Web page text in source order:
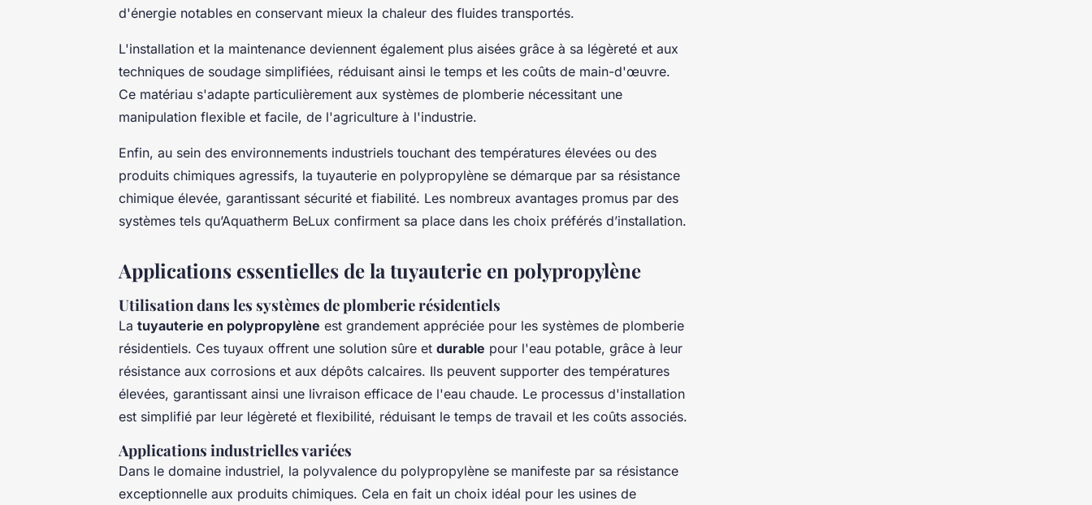
d'énergie notables en conservant mieux la chaleur des fluides transportés.
L'installation et la maintenance deviennent également plus aisées grâce à sa légèreté et aux
techniques de soudage simplifiées, réduisant ainsi le temps et les coûts de main-d'œuvre.
Ce matériau s'adapte particulièrement aux systèmes de plomberie nécessitant une
manipulation flexible et facile, de l'agriculture à l'industrie.
Enfin, au sein des environnements industriels touchant des températures élevées ou des
produits chimiques agressifs, la tuyauterie en polypropylène se démarque par sa résistance
chimique élevée, garantissant sécurité et fiabilité. Les nombreux avantages promus par des
systèmes tels qu’Aquatherm BeLux confirment sa place dans les choix préférés d’installation.
Applications essentielles de la tuyauterie en polypropylène
Utilisation dans les systèmes de plomberie résidentiels
La tuyauterie en polypropylène est grandement appréciée pour les systèmes de plomberie
résidentiels. Ces tuyaux offrent une solution sûre et durable pour l'eau potable, grâce à leur
résistance aux corrosions et aux dépôts calcaires. Ils peuvent supporter des températures
élevées, garantissant ainsi une livraison efficace de l'eau chaude. Le processus d'installation
est simplifié par leur légèreté et flexibilité, réduisant le temps de travail et les coûts associés.
Applications industrielles variées
Dans le domaine industriel, la polyvalence du polypropylène se manifeste par sa résistance
exceptionnelle aux produits chimiques. Cela en fait un choix idéal pour les usines de